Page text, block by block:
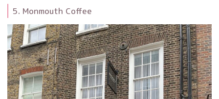
5. Monmouth Coffee